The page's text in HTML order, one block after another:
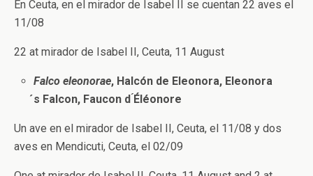
En Ceuta, en el mirador de Isabel II se cuentan 22 aves el
11/08
22 at mirador de Isabel II, Ceuta, 11 August
Falco eleonorae, Halcón de Eleonora, Eleonora
́s Falcon, Faucon d ́Éléonore
Un ave en el mirador de Isabel II, Ceuta, el 11/08 y dos
aves en Mendicuti, Ceuta, el 02/09